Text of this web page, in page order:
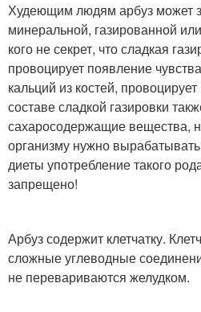
Худеющим людям арбуз может
минеральной, газированной
кого не секрет, что сладкая
провоцирует появление
кальций из костей,
составе сладкой газировки
сахаросодержащие вещества,
организму нужно
диеты употребление такого
запрещено!
Арбуз содержит клетчатку.
сложные углеводные
не перевариваются желудком.